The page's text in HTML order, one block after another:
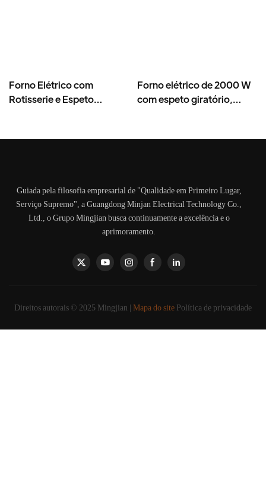
Forno Elétrico com
Rotisserie e Espeto
05X
Forno elétrico de 2000 W
com espeto giratório,
Guiada pela filosofia empresarial de "Qualidade em Primeiro Lugar,
Serviço Supremo", a Guangdong Minjan Electrical Technology Co.,
Ltd., o Grupo Mingjian busca continuamente a excelência e o
aprimoramento.
Direitos autorais © 2025 Mingjian | Mapa do site Política de privacidade